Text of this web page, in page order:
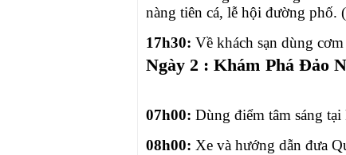
nàng tiên cá, lễ hội đường
17h30: Về khách sạn dùng
Ngày 2 : Khám Phá Đảo
07h00: Dùng điểm tâm sáng tại
08h00: Xe và hướng dẫn đưa